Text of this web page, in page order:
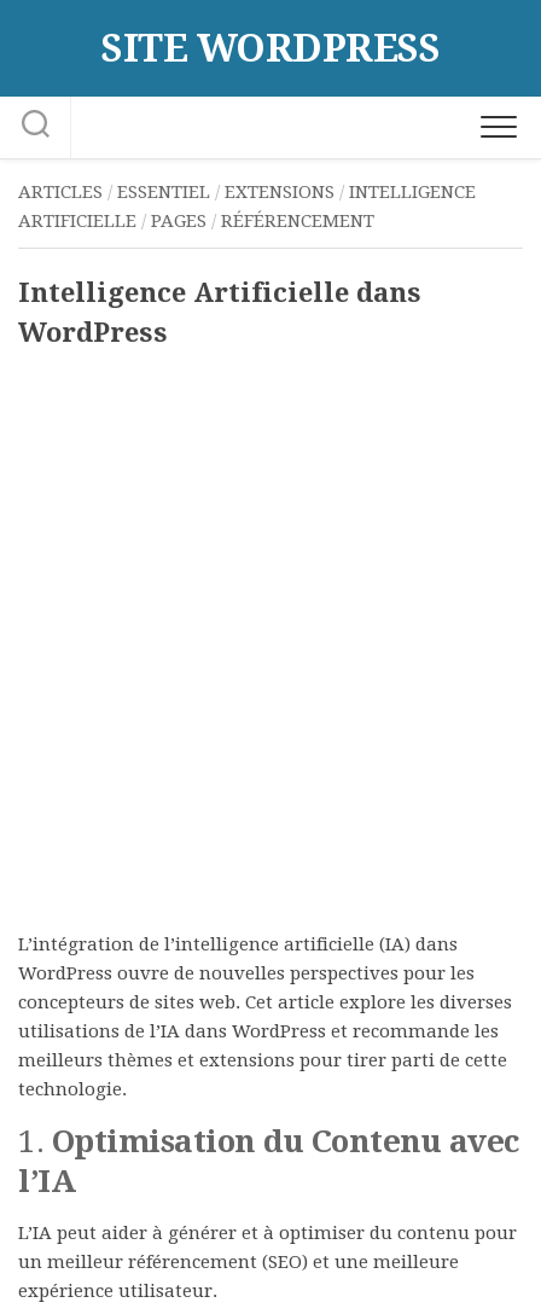
SITE WORDPRESS
ARTICLES / ESSENTIEL / EXTENSIONS / INTELLIGENCE
ARTIFICIELLE / PAGES / RÉFÉRENCEMENT
Intelligence Artificielle dans
WordPress
L’intégration de l’intelligence artificielle (IA) dans
WordPress ouvre de nouvelles perspectives pour les
concepteurs de sites web. Cet article explore les diverses
utilisations de l’IA dans WordPress et recommande les
meilleurs thèmes et extensions pour tirer parti de cette
technologie.
1. Optimisation du Contenu avec
l’IA
L’IA peut aider à générer et à optimiser du contenu pour
un meilleur référencement (SEO) et une meilleure
expérience utilisateur.